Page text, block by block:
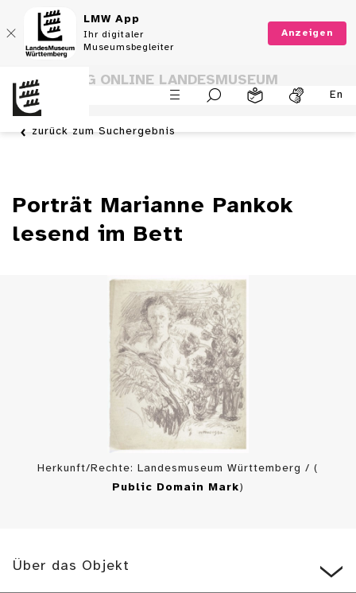
LMW App
Ihr digitaler
Museumsbegleiter
Anzeigen
En
SAMMLUNG ONLINE LANDESMUSEUM
WÜRTTEMBERG
zurück zum Suchergebnis
Porträt Marianne Pankok
lesend im Bett
Herkunft/Rechte: Landesmuseum Württemberg / (
Public Domain Mark)
Über das Objekt